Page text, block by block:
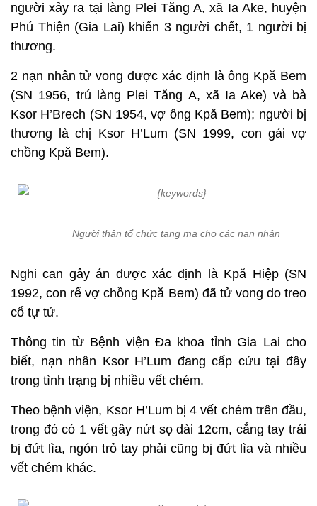
người xảy ra tại làng Plei Tăng A, xã Ia Ake, huyện
Phú Thiện (Gia Lai) khiến 3 người chết, 1 người bị
thương.
2 nạn nhân tử vong được xác định là ông Kpă Bem
(SN 1956, trú làng Plei Tăng A, xã Ia Ake) và bà
Ksor H’Brech (SN 1954, vợ ông Kpă Bem); người bị
thương là chị Ksor H’Lum (SN 1999, con gái vợ
chồng Kpă Bem).
Người thân tổ chức tang ma cho các nạn nhân
Nghi can gây án được xác định là Kpă Hiệp (SN
1992, con rể vợ chồng Kpă Bem) đã tử vong do treo
cổ tự tử.
Thông tin từ Bệnh viện Đa khoa tỉnh Gia Lai cho
biết, nạn nhân Ksor H’Lum đang cấp cứu tại đây
trong tình trạng bị nhiều vết chém.
Theo bệnh viện, Ksor H’Lum bị 4 vết chém trên đầu,
trong đó có 1 vết gây nứt sọ dài 12cm, cẳng tay trái
bị đứt lìa, ngón trỏ tay phải cũng bị đứt lìa và nhiều
vết chém khác.